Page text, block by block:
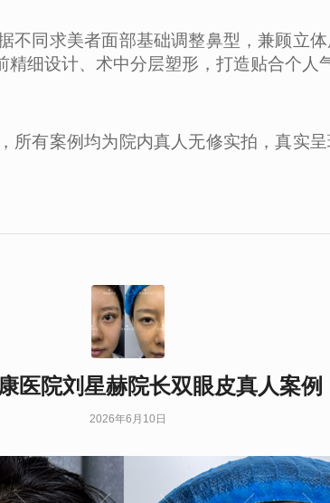
不同求美者面部基础调整鼻型，兼顾立
细设计、术中分层塑形，打造贴合个人
所有案例均为院内真人无修实拍，真实
医院刘星赫院长双眼皮真人案例
2026年6月10日